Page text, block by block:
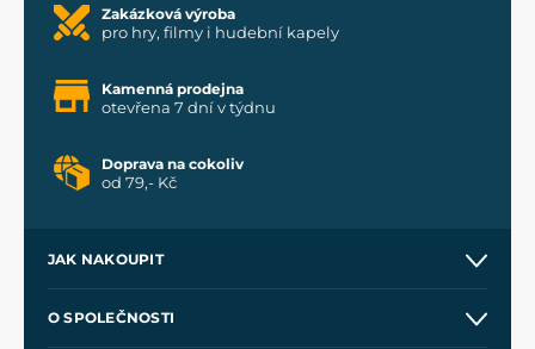
Zakázková výroba
pro hry, filmy i hudební kapely
Kamenná prodejna
otevřena 7 dní v týdnu
Doprava na cokoliv
od 79,- Kč
JAK NAKOUPIT
O SPOLEČNOSTI